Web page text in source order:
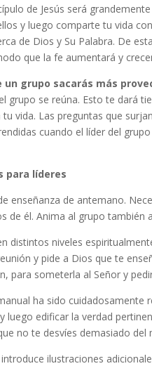
de Jesús será
y luego comparte tu vida
de Dios y Su Palabra. De
que la fe aumentará y
un grupo sacarás más
grupo se reúna. Esto te dará
vida. Las preguntas que
cuando el líder del
para líderes
enseñanza de antemano.
de él. Anima al grupo también
distintos niveles
y pide a Dios que te
para someterla al Señor y
ha sido
luego edificar la verdad
no te desvíes demasiado del
ilustraciones